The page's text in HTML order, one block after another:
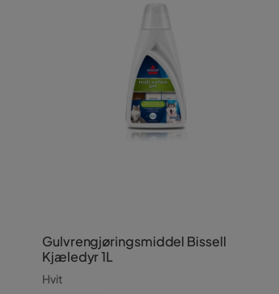
Gulvrengjøringsmiddel Bissell
Kjæledyr 1L
Hvit